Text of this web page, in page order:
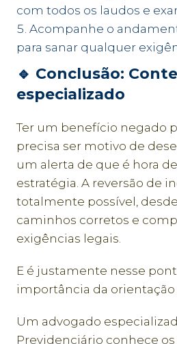
com todos os laudos e
Acompanhe o
para sanar qualquer
🔹 Conclusão:
especializado
Ter um benefício negado
precisa ser motivo de
um alerta de que é hora
estratégia. A reversão de
totalmente possível,
caminhos corretos e
exigências legais.
E é justamente nesse
importância da orientação
Um advogado
Previdenciário conhece